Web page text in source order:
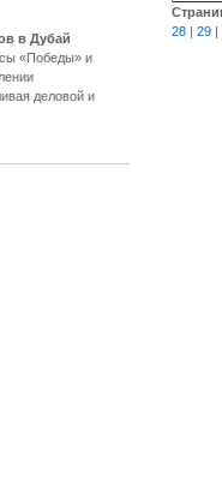
в Дубай
«Победы» и
деловой и
28 | 29 |